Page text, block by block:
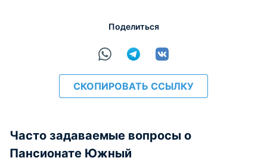
Поделиться
СКОПИРОВАТЬ ССЫЛКУ
Часто задаваемые вопросы о
Пансионате Южный